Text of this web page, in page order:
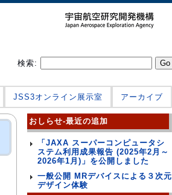
検索:
JSS3オンライン展示室 アーカイブ
おしらせ-最近の追加
「JAXA スーパーコンピュータシ
ステム利用成果報告 (2025年2月～
2026年1月)」を公開しました
一般公開 MRデバイスによる３次元
デザイン体験